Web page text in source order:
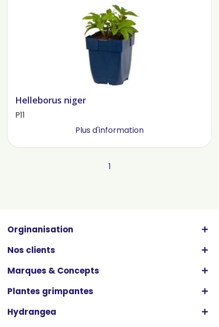
Helleborus niger
P11
Plus d'information
1
Orginanisation
Nos clients
Marques & Concepts
Plantes grimpantes
Hydrangea